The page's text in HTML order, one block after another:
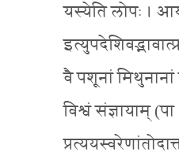
यस्येति लोपः ।
वै पशूनां मिथुनानां
विश्वं संज्ञायाम्